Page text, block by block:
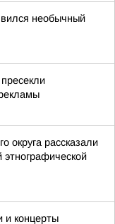
необычный
округа рассказали
и концерты